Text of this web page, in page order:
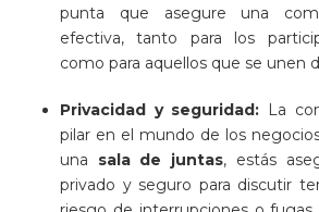
punta que asegure una
efectiva, tanto para los
como para aquellos que se unen
Privacidad y seguridad: La
pilar en el mundo de los
una sala de juntas, estás
privado y seguro para discutir